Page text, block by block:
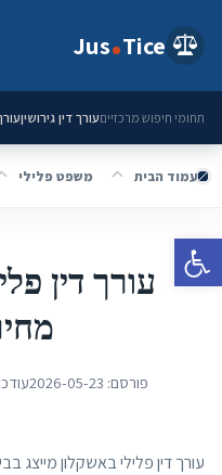
פתח סרגל נגישות
Jus Tice
תחומי חיפוש מרכזייםעורך דין גירושין
עמוד הבית משפט פלילי
עורך דין
פורסם: 2026-05-23
עורך דין פלילי באשקלון מייצג